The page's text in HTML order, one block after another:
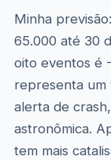
Minha
65.000 até 30
oito eventos é
representa
alerta de
astronômica.
tem mais